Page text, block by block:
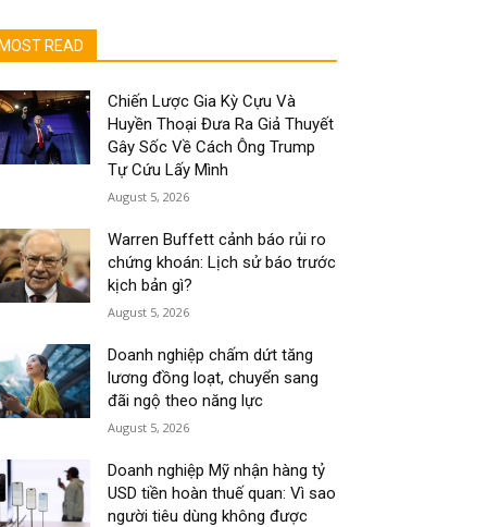
MOST READ
Chiến Lược Gia Kỳ Cựu Và
Huyền Thoại Đưa Ra Giả Thuyết
Gây Sốc Về Cách Ông Trump
Tự Cứu Lấy Mình
August 5, 2026
Warren Buffett cảnh báo rủi ro
chứng khoán: Lịch sử báo trước
kịch bản gì?
August 5, 2026
Doanh nghiệp chấm dứt tăng
lương đồng loạt, chuyển sang
đãi ngộ theo năng lực
August 5, 2026
Doanh nghiệp Mỹ nhận hàng tỷ
USD tiền hoàn thuế quan: Vì sao
người tiêu dùng không được